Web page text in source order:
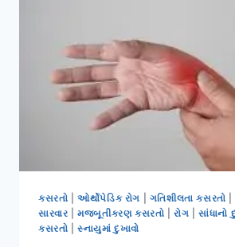
કસરતો |ઓર્થોપેડિક રોગ ગતિશીલતા કસરતો
સારવાર |મજબૂતીકરણ કસરતો |રોગ |સાંધાનો
કસરતો |સ્નાયુમાં દુખાવો